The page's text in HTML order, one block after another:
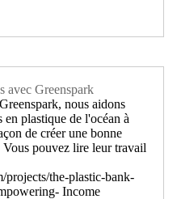
avec Greenspark
nous aidons
plastique de l'océan à
de créer une bonne
pouvez lire leur travail
projects/the-plastic-bank-
Income